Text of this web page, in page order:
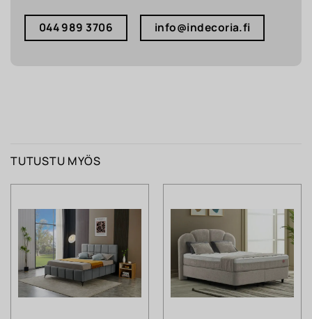
044 989 3706 info@indecoria.fi
TUTUSTU MYÖS